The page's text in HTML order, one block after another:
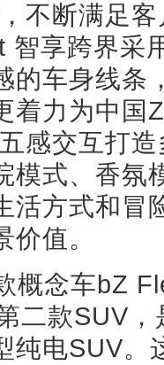
不断满足
智享跨界采
的车身线条
着力为中国
感交互打
模式、香氛
活方式和冒
价值。
概念车bZ
二款SUV
纯电SUV。